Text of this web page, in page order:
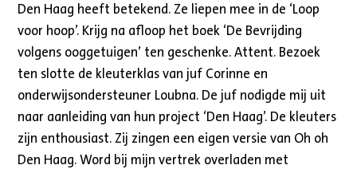
Den Haag heeft betekend. Ze liepen mee in de ‘Loop
voor hoop’. Krijg na afloop het boek ‘De Bevrijding
volgens ooggetuigen’ ten geschenke. Attent. Bezoek
ten slotte de kleuterklas van juf Corinne en
onderwijsondersteuner Loubna. De juf nodigde mij uit
naar aanleiding van hun project ‘Den Haag’. De kleuters
zijn enthousiast. Zij zingen een eigen versie van Oh oh
Den Haag. Word bij mijn vertrek overladen met